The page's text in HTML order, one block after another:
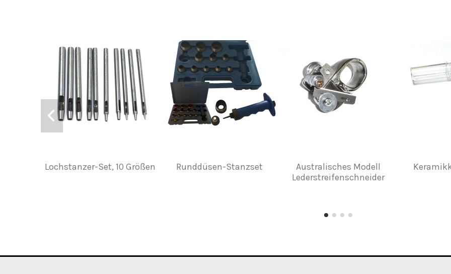
Lochstanzer-Set, 10 Größen Runddüsen-Stanzset
Australisches Modell
Lederstreifenschneider